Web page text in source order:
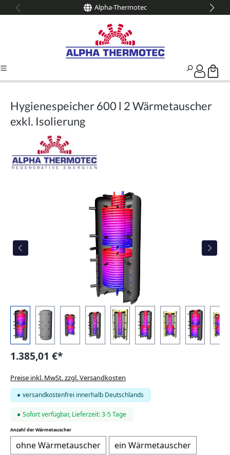
springen Alpha-Thermotec
Hygienespeicher 600 l 2 Wärmetauscher
exkl. Isolierung
Bildergalerie überspringen
1.385,01 €*
Preise inkl. MwSt. zzgl. Versandkosten
versandkostenfrei innerhalb Deutschlands
Sofort verfügbar, Lieferzeit: 3-5 Tage
Anzahl der Wärmetauscherauswählen
ohne Wärmetauscher
ein Wärmetauscher